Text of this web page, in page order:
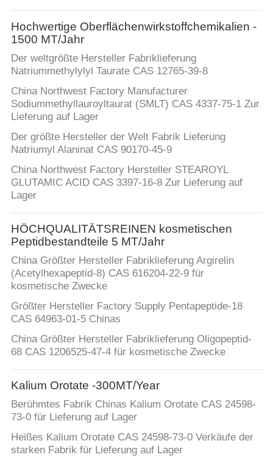
Hochwertige Oberflächenwirkstoffchemikalien -
1500 MT/Jahr
Der weltgrößte Hersteller Fabriklieferung
Natriummethylylyl Taurate CAS 12765-39-8
China Northwest Factory Manufacturer
Sodiummethyllauroyltaurat (SMLT) CAS 4337-75-1 Zur
Lieferung auf Lager
Der größte Hersteller der Welt Fabrik Lieferung
Natriumyl Alaninat CAS 90170-45-9
China Northwest Factory Hersteller STEAROYL
GLUTAMIC ACID CAS 3397-16-8 Zur Lieferung auf
Lager
HÖCHQUALITÄTSREINEN kosmetischen
Peptidbestandteile 5 MT/Jahr
China Größter Hersteller Fabriklieferung Argirelin
(Acetylhexapeptid-8) CAS 616204-22-9 für
kosmetische Zwecke
Größter Hersteller Factory Supply Pentapeptide-18
CAS 64963-01-5 Chinas
China Größter Hersteller Fabriklieferung Oligopeptid-
68 CAS 1206525-47-4 für kosmetische Zwecke
Kalium Orotate -300MT/Year
Berühmtes Fabrik Chinas Kalium Orotate CAS 24598-
73-0 für Lieferung auf Lager
Heißes Kalium Orotate CAS 24598-73-0 Verkäufe der
starken Fabrik für Lieferung auf Lager